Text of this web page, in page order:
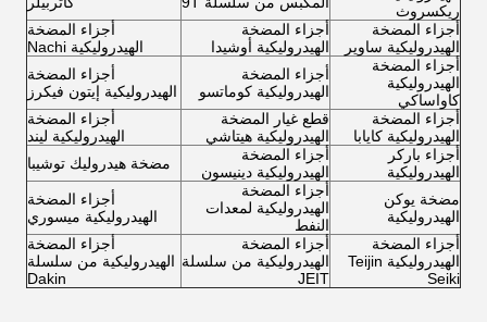
ريكسروث
أجزاء المضخة
الهيدروليكية ساوير
أجزاء المضخة
الهيدروليكية أوشيدا
أجزاء المضخة
الهيدروليكية Nachi
أجزاء المضخة
الهيدروليكية
كاواساكي
أجزاء المضخة
الهيدروليكية كوماتسو
أجزاء المضخة
الهيدروليكية إيتون فيكرز
أجزاء المضخة
الهيدروليكية كايابا
قطع غيار المضخة
الهيدروليكية هيتاشي
أجزاء المضخة
الهيدروليكية ليند
أجزاء باركر
الهيدروليكية
أجزاء المضخة
الهيدروليكية دينيسون
مضخة هيدروليك توشيبا
مضخة يوكن
الهيدروليكية
أجزاء المضخة
الهيدروليكية لمعدات
النفط
أجزاء المضخة
الهيدروليكية ميسوري
أجزاء المضخة
الهيدروليكية Teijin
Seiki
أجزاء المضخة
الهيدروليكية من سلسلة
JEIT
أجزاء المضخة
الهيدروليكية من سلسلة
Dakin